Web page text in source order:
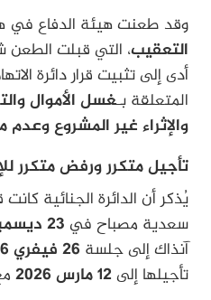
وقد طعنت هيئة الدفاع في
التعقيب، التي قبلت الطعن
أدى إلى تثبيت قرار دائرة
المتعلقة بـغسل الأموال
والإثراء غير المشروع
تأجيل متكرر ورفض متكرر
يُذكر أن الدائرة الجنائية
سعدية مصباح في 23 ديسمبر 2025
آنذاك إلى جلسة 26 فيفري 2026
تأجيلها إلى 12 مارس 2026